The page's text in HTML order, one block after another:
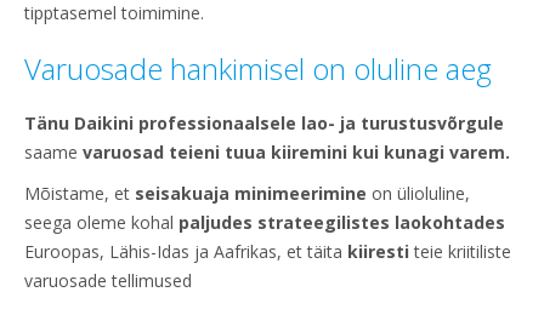
tipptasemel toimimine.
Varuosade hankimisel on oluline aeg
Tänu Daikini professionaalsele lao- ja turustusvõrgule
saame varuosad teieni tuua kiiremini kui kunagi varem.
Mõistame, et seisakuaja minimeerimine on ülioluline,
seega oleme kohal paljudes strateegilistes laokohtades
Euroopas, Lähis-Idas ja Aafrikas, et täita kiiresti teie kriitiliste
varuosade tellimused